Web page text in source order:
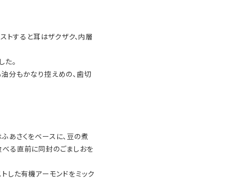
トすると耳はザクザク、内層
。
分もかなり控えめの、歯切
あさくをベースに、豆の煮
べる直前に同封のごましおを
した有機アーモンドをミック